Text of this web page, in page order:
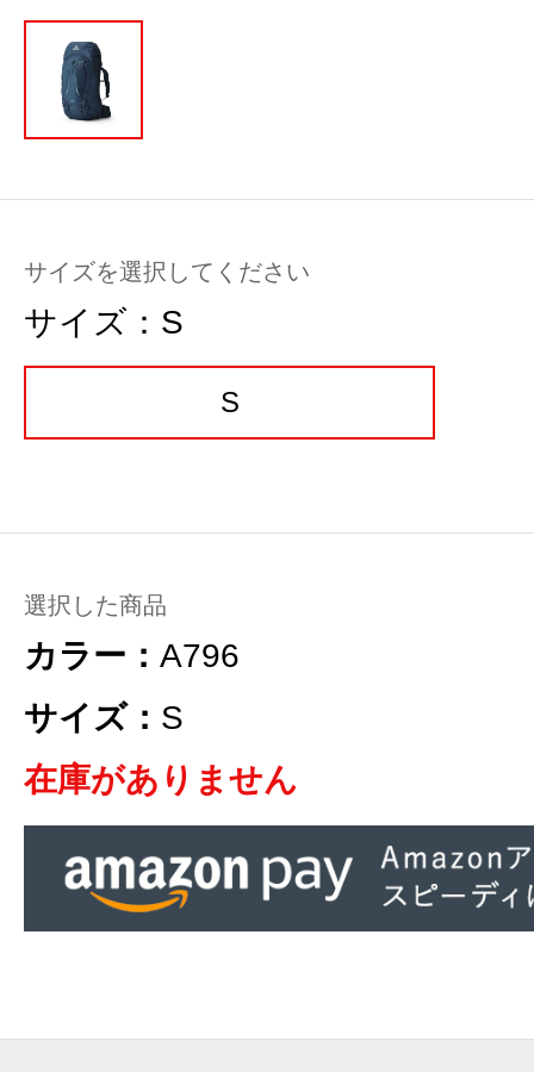
サイズを選択してください
サイズ： S
S
選択した商品
カラー： A796
サイズ： S
在庫がありません